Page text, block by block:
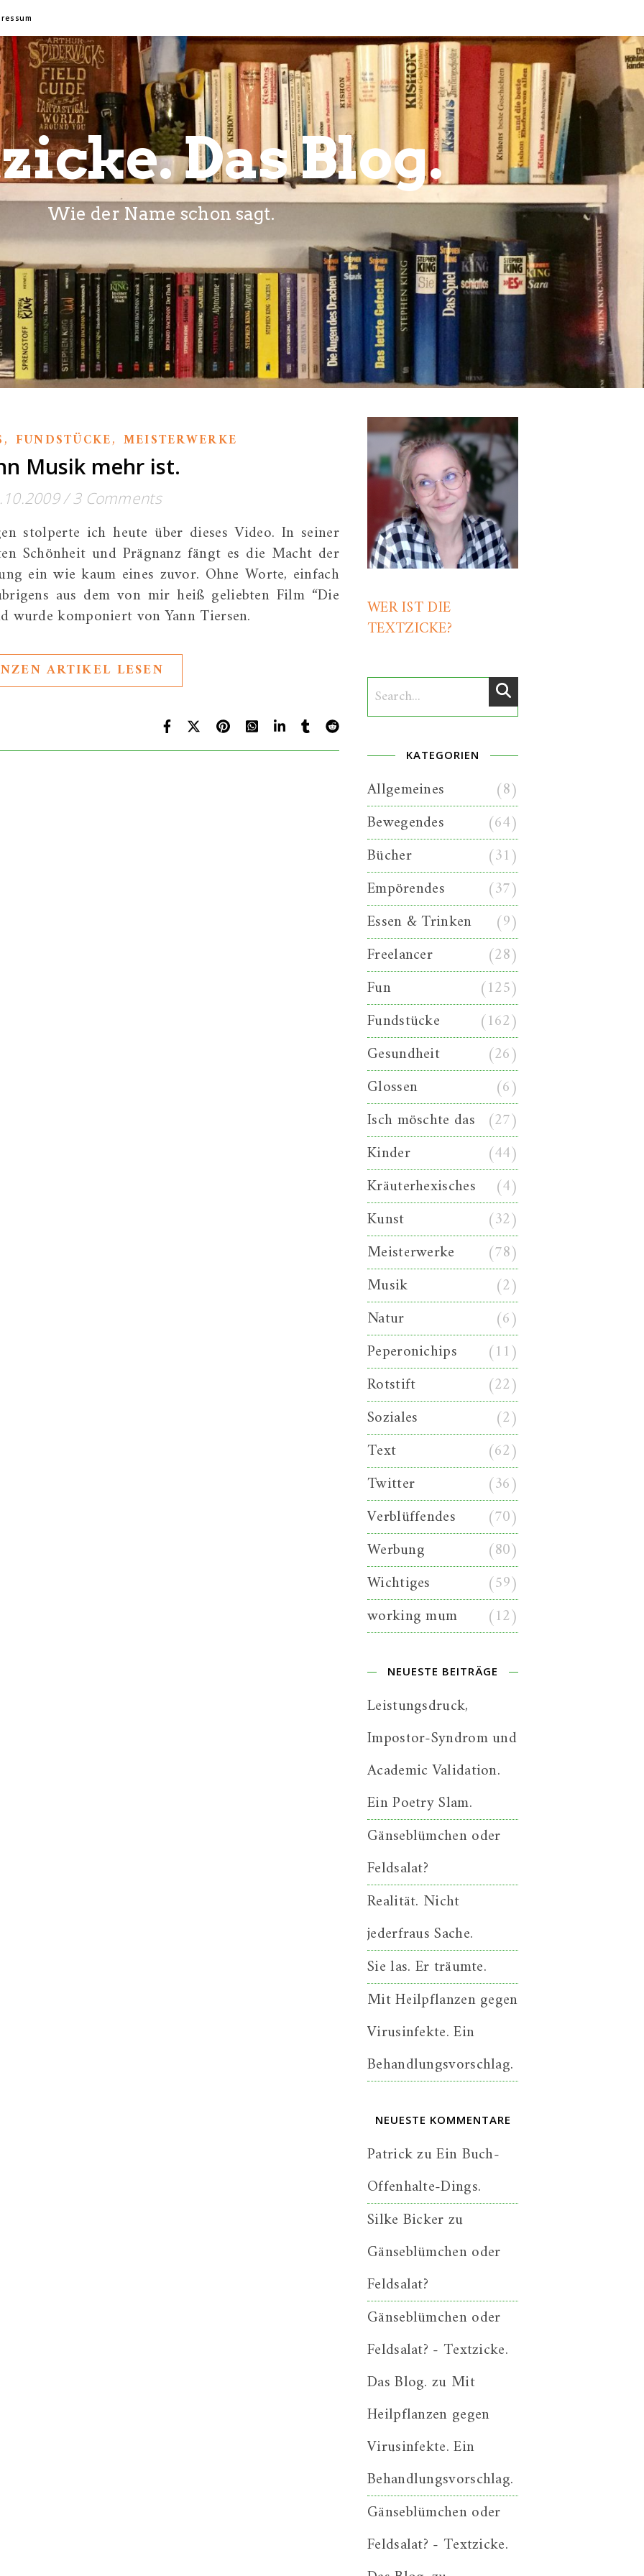
Das Blog.
Wie der Name schon sagt.
, FUNDSTÜCKE, MEISTERWERKE
Musik mehr ist.
/ 3 Comments
stolperte ich heute über dieses Video. In seiner
Schönheit und Prägnanz fängt es die Macht der
ein wie kaum eines zuvor. Ohne Worte, einfach
aus dem von mir heiß geliebten Film “Die
wurde komponiert von Yann Tiersen.
ARTIKEL LESEN
WER IST DIE
TEXTZICKE?
KATEGORIEN
Allgemeines
(8)
Bewegendes
(64)
Bücher
(31)
Empörendes
(37)
Essen & Trinken
(9)
Freelancer
(28)
Fun
(125)
Fundstücke
(162)
Gesundheit
(26)
Glossen
(6)
Isch möschte das (27)
Kinder
(44)
Kräuterhexisches
(4)
Kunst
(32)
Meisterwerke
(78)
Musik
(2)
Natur
(6)
Peperonichips
(11)
Rotstift
(22)
Soziales
(2)
Text
(62)
Twitter
(36)
Verblüffendes
(70)
Werbung
(80)
Wichtiges
(59)
working mum
(12)
NEUESTE BEITRÄGE
Leistungsdruck,
Impostor-Syndrom und
Academic Validation.
Ein Poetry Slam.
Gänseblümchen oder
Feldsalat?
Realität. Nicht
jederfraus Sache.
Sie las. Er träumte.
Mit Heilpflanzen gegen
Virusinfekte. Ein
Behandlungsvorschlag.
NEUESTE KOMMENTARE
PatrickzuEin Buch-
Offenhalte-Dings.
Silke Bickerzu
Gänseblümchen oder
Feldsalat?
Gänseblümchen oder
Feldsalat? - Textzicke.
Das Blog. zu Mit
Heilpflanzen gegen
Virusinfekte. Ein
Behandlungsvorschlag.
Gänseblümchen oder
Feldsalat? - Textzicke.